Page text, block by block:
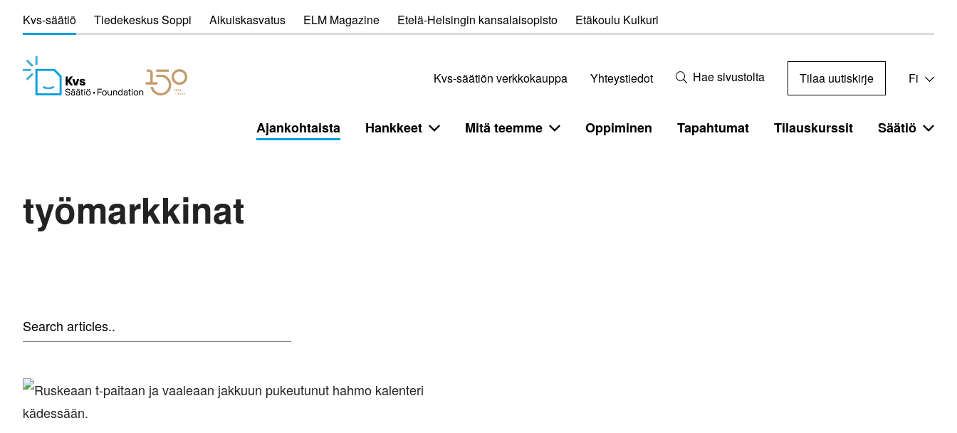
Kvs-säätiö Tiedekeskus Soppi Aikuiskasvatus ELM Magazine Etelä-Helsingin kansalaisopisto Etäkoulu Kulkuri
Kvs-säätiön verkkokauppa Yhteystiedot Hae sivustolta Tilaa uutiskirje Fi
Ajankohtaista Hankkeet Mitä teemme Oppiminen Tapahtumat Tilauskurssit Säätiö
työmarkkinat